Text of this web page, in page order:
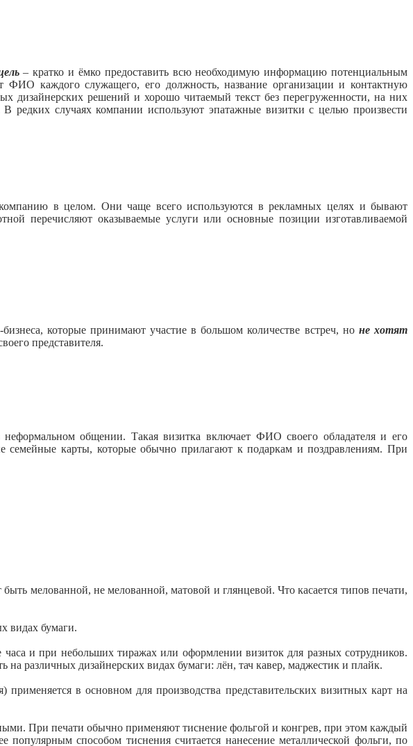
– кратко и ёмко предоставить всю необходимую информацию потенциальным
ФИО каждого служащего, его должность, название организации и контактную
дизайнерских решений и хорошо читаемый текст без перегруженности, на них
редких случаях компании используют эпатажные визитки с целью произвести
в целом. Они чаще всего используются в рекламных целях и бывают
перечисляют оказываемые услуги или основные позиции изготавливаемой
которые принимают участие в большом количестве встреч, но не хотят
представителя.
общении. Такая визитка включает ФИО своего обладателя и его
семейные карты, которые обычно прилагают к подаркам и поздравлениям. При
мелованной, не мелованной, матовой и глянцевой. Что касается типов печати,
видах бумаги.
и при небольших тиражах или оформлении визиток для разных сотрудников.
различных дизайнерских видах бумаги: лён, тач кавер, маджестик и плайк.
в основном для производства представительских визитных карт на
При печати обычно применяют тиснение фольгой и конгрев, при этом каждый
популярным способом тиснения считается нанесение металлической фольги, по